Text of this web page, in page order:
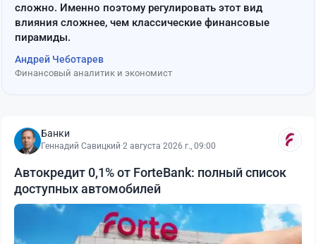
сложно. Именно поэтому регулировать этот вид
влияния сложнее, чем классические финансовые
пирамиды.
Андрей Чеботарев
Финансовый аналитик и экономист
Банки
Геннадий Савицкий·2 августа 2026 г., 09:00
Автокредит 0,1% от ForteBank: полный список
доступных автомобилей